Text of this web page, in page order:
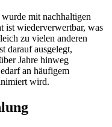
mit nachhaltigen
ist wiederverwertbar, was
zu vielen anderen
darauf ausgelegt,
Jahre hinweg
an häufigem
wird.